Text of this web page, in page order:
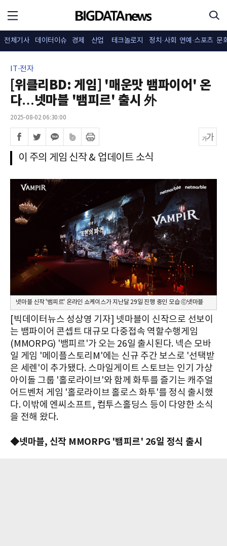
전체기사 데이터이슈 경제 산업 테크놀로지 정치·사회 연예·스포츠 문
IT·전자
[위클리BD: 게임] '매운맛 뱀파이어' 온
다…넷마블 '뱀피르' 출시 外
2025-08-02 06:30:00
이 주의 게임 신작 & 업데이트 소식
넷마블 신작 '뱀피르' 온라인 쇼케이스가 지난달 29일 진행 중인 모습 ⓒ넷마블
[빅데이터뉴스 성상영 기자] 넷마블이 신작으로 선보이
는 뱀파이어 콘셉트 대규모 다중접속 역할수행게임
(MMORPG) '뱀피르'가 오는 26일 출시된다. 넥슨 모바
일 게임 '메이플스토리M'에는 신규 주간 보스로 '선택받
은 세렌'이 추가됐다. 스마일게이트 스토브는 인기 가상
아이돌 그룹 '홀로라이브'와 함께 화투를 즐기는 캐주얼
어드벤처 게임 '홀로라이브 홀로스 화투'를 정식 출시했
다. 이밖에 엔씨소프트, 컴투스홀딩스 등이 다양한 소식
을 전해 왔다.
◆넷마블, 신작 MMORPG '뱀피르' 26일 정식 출시